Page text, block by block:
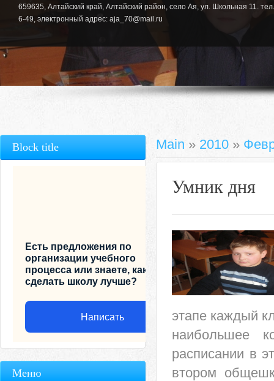
659635, Алтайский край, Алтайский район, село Ая, ул. Школьная 11.
6-49, электронный адрес: aja_70@mail.ru
Main » 2010 »
Умник дня
этапе каждый
наибольшее
расписании в
втором
Block title
Есть предложения по
организации учебного
процесса или знаете, как
сделать школу лучше?
Написать
Меню